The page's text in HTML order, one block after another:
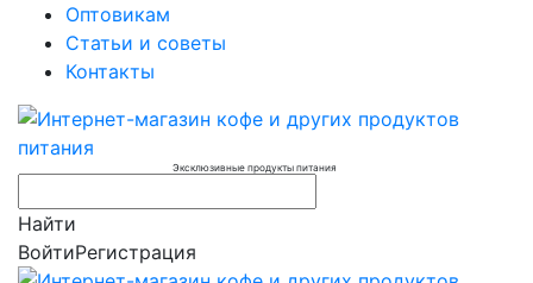
Оптовикам
Статьи и советы
Контакты
Эксклюзивные продукты питания
Найти
ВойтиРегистрация